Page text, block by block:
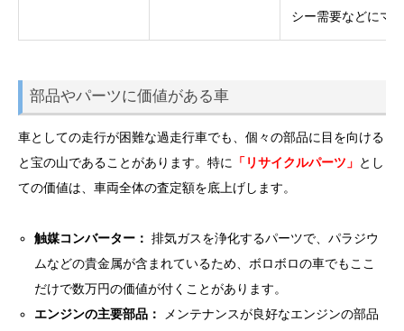
シー需要などにマ
部品やパーツに価値がある車
車としての走行が困難な過走行車でも、個々の部品に目を向ける
と宝の山であることがあります。特に
「リサイクルパーツ」 とし
ての価値は、車両全体の査定額を底上げします。
触媒コンバーター： 排気ガスを浄化するパーツで、パラジウ
ムなどの貴金属が含まれているため、ボロボロの車でもここ
だけで数万円の価値が付くことがあります。
エンジンの主要部品：
メンテナンスが良好なエンジンの部品